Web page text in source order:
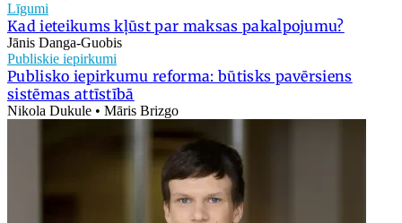
Līgumi
Kad ieteikums kļūst par maksas pakalpojumu?
Jānis Danga-Guobis
Publiskie iepirkumi
Publisko iepirkumu reforma: būtisks pavērsiens
sistēmas attīstībā
Nikola Dukule • Māris Brizgo